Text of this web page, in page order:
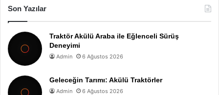
Son Yazılar
Traktör Akülü Araba ile Eğlenceli Sürüş
Deneyimi
Admin 6 Ağustos 2026
Geleceğin Tarımı: Akülü Traktörler
Admin 6 Ağustos 2026